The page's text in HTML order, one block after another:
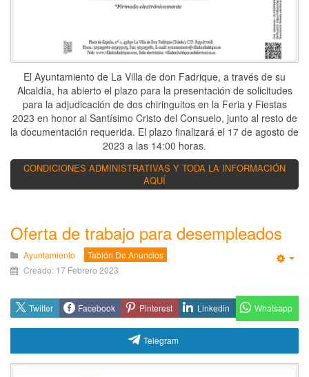
El Ayuntamiento de La Villa de don Fadrique, a través de su
Alcaldía, ha abierto el plazo para la presentación de solicitudes
para la adjudicación de dos chiringuitos en la Feria y Fiestas
2023 en honor al Santísimo Cristo del Consuelo, junto al resto de
la documentación requerida. El plazo finalizará el 17 de agosto de
2023 a las 14:00 horas.
CONDICIONES ADMINISTRATIVAS Y TODA LA INFORMACIÓN
AQUÍ
Oferta de trabajo para desempleados
Ayuntamiento
Tablón De Anuncios
Creado: 17 Febrero 2023
Twitter Facebook Pinterest Linkedin Whatsapp
Telegram